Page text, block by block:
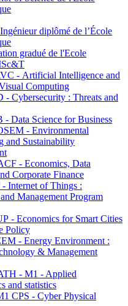
diplômé de l’École
gradué de l'Ecole
- Artificial Intelligence and
Computing
- Cybersecurity : Threats and
- Data Science for Business
- Environmental
and Sustainability
- Economics, Data
Corporate Finance
Internet of Things :
Management Program
- Economics for Smart Cities
Policy
- Energy Environment :
& Management
- M1 - Applied
and statistics
CPS - Cyber Physical